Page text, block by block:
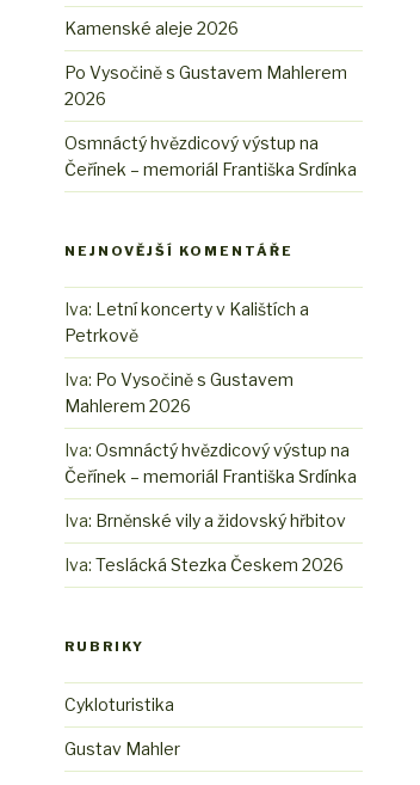
Kamenské aleje 2026
Po Vysočině s Gustavem Mahlerem
2026
Osmnáctý hvězdicový výstup na
Čeřínek – memoriál Františka Srdínka
NEJNOVĚJŠÍ KOMENTÁŘE
Iva: Letní koncerty v Kalištích a
Petrkově
Iva: Po Vysočině s Gustavem
Mahlerem 2026
Iva:Osmnáctý hvězdicový výstup na
Čeřínek – memoriál Františka Srdínka
Iva: Brněnské vily a židovský hřbitov
Iva:Teslácká Stezka Českem 2026
RUBRIKY
Cykloturistika
Gustav Mahler